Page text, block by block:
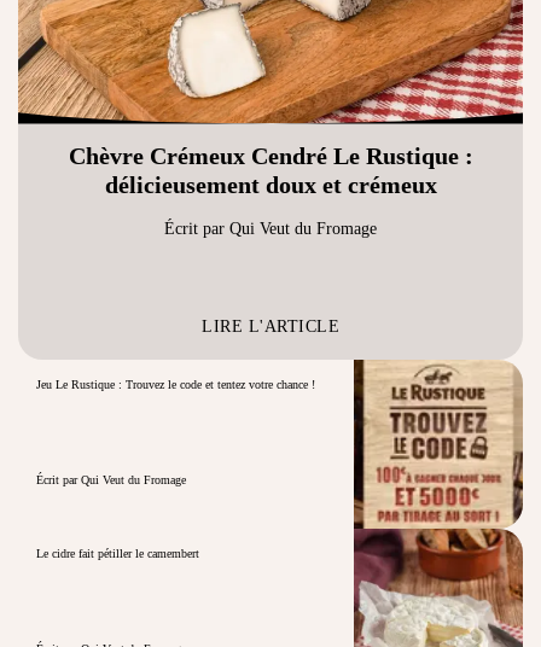
Chèvre Crémeux Cendré Le Rustique :
délicieusement doux et crémeux
Écrit par Qui Veut du Fromage
LIRE L'ARTICLE
Jeu Le Rustique : Trouvez le code et tentez votre chance !
Écrit par Qui Veut du Fromage
Le cidre fait pétiller le camembert